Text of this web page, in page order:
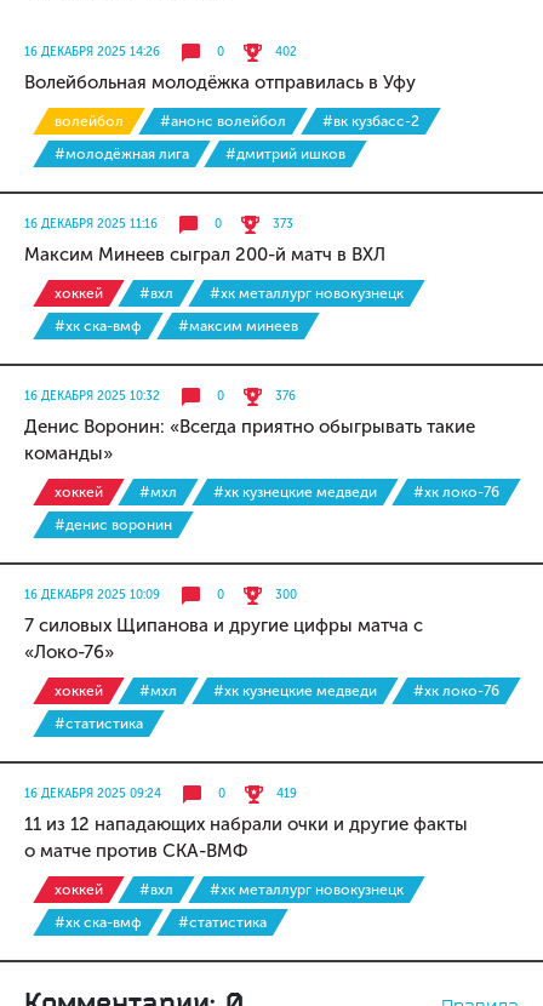
16 ДЕКАБРЯ 2025 14:26 0 402
Волейбольная молодёжка отправилась в Уфу
волейбол #анонс волейбол
#вк кузбасс-2
#молодёжная лига
#дмитрий ишков
16 ДЕКАБРЯ 2025 11:16 0 373
Максим Минеев сыграл 200-й матч в ВХЛ
хоккей #вхл
#хк металлург новокузнецк
#хк ска-вмф
#максим минеев
16 ДЕКАБРЯ 2025 10:32 0 376
Денис Воронин: «Всегда приятно обыгрывать такие
команды»
хоккей #мхл #хк кузнецкие медведи
#хк локо-76
#денис воронин
16 ДЕКАБРЯ 2025 10:09 0 300
7 силовых Щипанова и другие цифры матча с
«Локо-76»
хоккей #мхл #хк кузнецкие медведи
#хк локо-76
#статистика
16 ДЕКАБРЯ 2025 09:24 0 419
11 из 12 нападающих набрали очки и другие факты
о матче против СКА-ВМФ
хоккей #вхл
#хк металлург новокузнецк
#хк ска-вмф
#статистика